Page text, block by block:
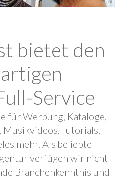
bietet den
Service
für Werbung, Kataloge,
Tutorials,
mehr. Als beliebte
verfügen wir nicht
Branchenkenntnis und